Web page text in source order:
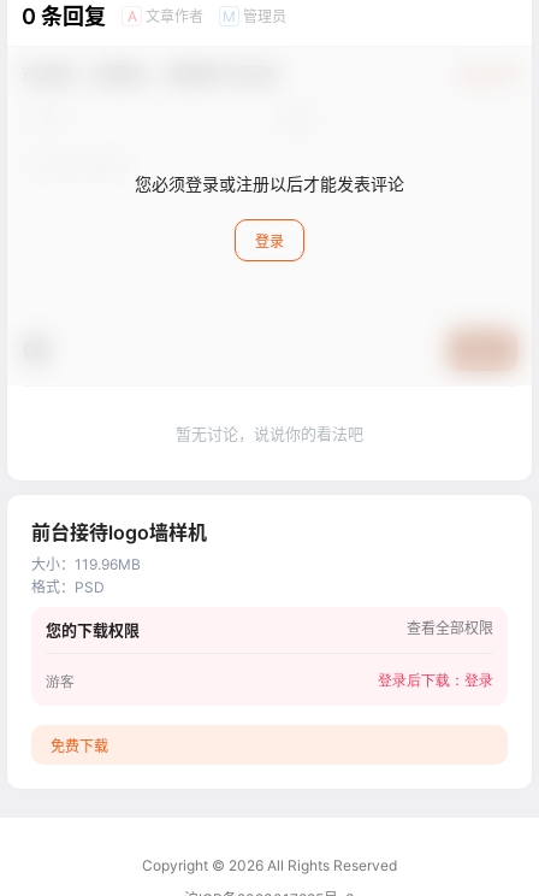
0 条回复 A 文章作者 M 管理员
您必须登录或注册以后才能发表评论
登录
暂无讨论，说说你的看法吧
前台接待logo墙样机
大小： 119.96MB
格式： PSD
您的下载权限 查看全部权限
游客 登录后下载： 登录
免费下载
Copyright © 2026 All Rights Reserved